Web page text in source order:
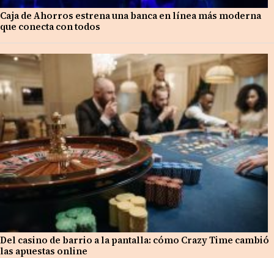
Caja de Ahorros estrena una banca en línea más moderna
que conecta con todos
Del casino de barrio a la pantalla: cómo Crazy Time cambió
las apuestas online